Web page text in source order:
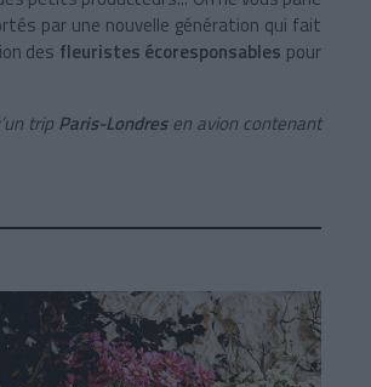
par une nouvelle génération qui fait
des fleuristes écoresponsables pour
trip Paris-Londresen avion contenant